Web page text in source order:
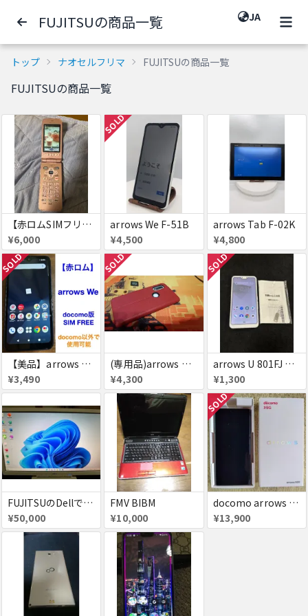
FUJITSUの商品一覧 JA
トップ ナオセルフリマ FUJITSUの商品一覧
FUJITSUの商品一覧
【赤ロムSIMフリー】F-01M らくらくホン
¥6,000
SOLD
arrows We F-51B
¥4,500
arrows Tab F-02K
¥4,800
SOLD
【美品】arrows We 64GB 赤ロム
¥3,490
SOLD
(専用品)arrows We docomo 赤ロム
¥4,300
SOLD
arrows U 801FJ ホワイト simフリー 美品 判定△
¥1,300
FUJITSUのDellです。
¥50,000
FMV BIBM
¥10,000
SOLD
docomo arrows NX9 F-52A ゴールド SIMフリー 赤ロム
¥13,900